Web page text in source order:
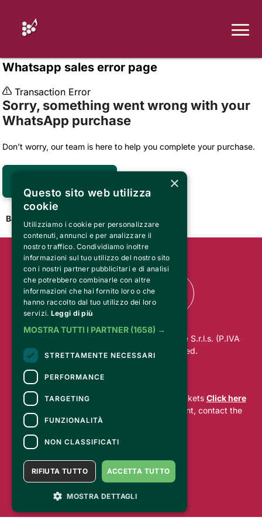
Whatsapp sales error page
 Transaction Error
Sorry, something went wrong with your
WhatsApp purchase
Don’t worry, our team is here to help you complete your purchase.
Back to Home Page
© 2025 RO.MA. UNION Marketing & Trade S.r.l.s. (P.IVA
01813970884). All rights reserved.
CONTACTS
For information and support in purchasing tickets Click here
For information on the program and the event, contact the
Accessibility statement
×
Questo sito web utilizza
cookie
Utilizziamo i cookie per personalizzare
contenuti, annunci e per analizzare il
nostro traffico. Condividiamo inoltre
informazioni sul tuo utilizzo del nostro sito
con i nostri partner pubblicitari e di analisi
che potrebbero combinarle con altre
informazioni che hai fornito loro o che
hanno raccolto dal tuo utilizzo dei loro
servizi. Leggi di più
MOSTRA TUTTI I PARTNER (1658) →
STRETTAMENTE NECESSARI
PERFORMANCE
TARGETING
FUNZIONALITÀ
NON CLASSIFICATI
ACCETTA TUTTO
RIFIUTA TUTTO
MOSTRA DETTAGLI